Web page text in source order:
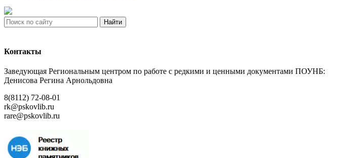
Найти
Контакты
Заведующая Региональным центром по работе с редкими и ценными документами ПОУНБ:
Денисова Регина Арнольдовна
8(8112) 72-08-01
rk@pskovlib.ru
rare@pskovlib.ru